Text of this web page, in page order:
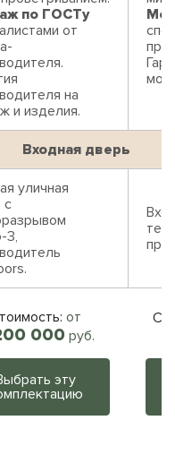
по ГОСТу
от
на
и изделия.
Входная дверь
уличная
с
3,
от
000руб.
эту